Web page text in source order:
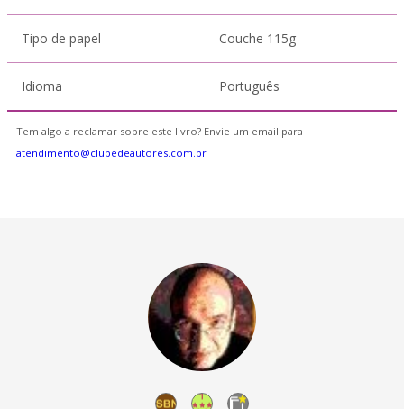
Tipo de papel Couche 115g
Idioma Português
Tem algo a reclamar sobre este livro? Envie um email para
atendimento@clubedeautores.com.br